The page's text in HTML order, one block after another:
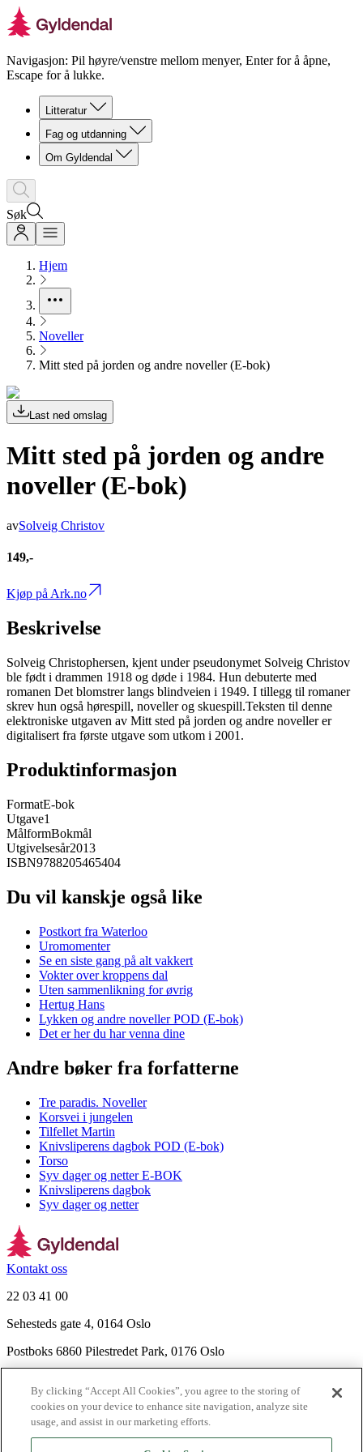
Navigasjon: Pil høyre/venstre mellom menyer, Enter for å åpne,
Escape for å lukke.
Litteratur
Fag og utdanning
Om Gyldendal
Søk
Hjem
Noveller
Mitt sted på jorden og andre noveller (E-bok)
Last ned omslag
Mitt sted på jorden og andre
noveller (E-bok)
avSolveig Christov
149,-
Kjøp på Ark.no
Beskrivelse
Solveig Christophersen, kjent under pseudonymet Solveig Christov
ble født i drammen 1918 og døde i 1984. Hun debuterte med
romanen Det blomstrer langs blindveien i 1949. I tillegg til romaner
skrev hun også hørespill, noveller og skuespill.Teksten til denne
elektroniske utgaven av Mitt sted på jorden og andre noveller er
digitalisert fra første utgave som utkom i 2001.
Produktinformasjon
FormatE-bok
Utgave1
MålformBokmål
Utgivelsesår2013
ISBN9788205465404
Du vil kanskje også like
Postkort fra Waterloo
Uromomenter
Se en siste gang på alt vakkert
Vokter over kroppens dal
Uten sammenlikning for øvrig
Hertug Hans
Lykken og andre noveller POD (E-bok)
Det er her du har venna dine
Andre bøker fra forfatterne
Tre paradis. Noveller
Korsvei i jungelen
Tilfellet Martin
Knivsliperens dagbok POD (E-bok)
Torso
Syv dager og netter E-BOK
Knivsliperens dagbok
Syv dager og netter
Kontakt oss
22 03 41 00
Sehesteds gate 4, 0164 Oslo
Postboks 6860 Pilestredet Park, 0176 Oslo
Nyhetsbrev
Ledige stillinger
Send inn manus
By clicking “Accept All Cookies”, you agree to the storing of
cookies on your device to enhance site navigation, analyze site
usage, and assist in our marketing efforts.